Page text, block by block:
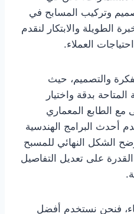
وتركيب المسابح في
الطويلة والابتكار لنقدم
العملاء.
والتصميم، حيث
بدقة واختيار
مع الطابع المعماري
أحدث البرامج الهندسية
الشكل النهائي للمسبح
على تعديل التفاصيل
فنحن نستخدم أفضل